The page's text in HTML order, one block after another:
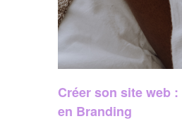
Créer son site web
en Branding